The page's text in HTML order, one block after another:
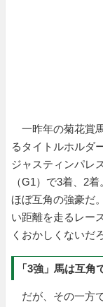
一昨年の菊花賞
るタイトルホルダ
ジャスティンパレ
（G1）で3着、2
ほぼ互角の強豪だ
い距離を走るレー
くおかしくないだ
「3強」馬は互角
だが、その一方